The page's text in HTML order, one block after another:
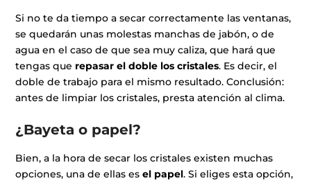
Si no te da tiempo a secar correctamente las ventanas,
se quedarán unas molestas manchas de jabón, o de
agua en el caso de que sea muy caliza, que hará que
tengas que repasar el doble los cristales. Es decir, el
doble de trabajo para el mismo resultado.Conclusión:
antes de limpiar los cristales, presta atención al clima.
¿Bayeta o papel?
Bien, a la hora de secar los cristales existen muchas
opciones, una de ellas esel papel. Si eliges esta opción,